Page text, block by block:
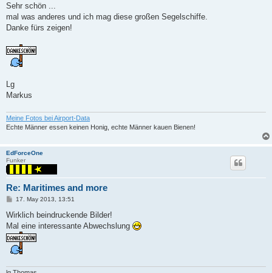
s
Sehr schön ...
mal was anderes und ich mag diese großen Segelschiffe.
Danke fürs zeigen!
Lg
Markus
Meine Fotos bei Airport-Data
Echte Männer essen keinen Honig, echte Männer kauen Bienen!
EdForceOne
Funker
Re: Maritimes and more
P
s
17. May 2013, 13:51
Wirklich beindruckende Bilder!
Mal eine interessante Abwechslung